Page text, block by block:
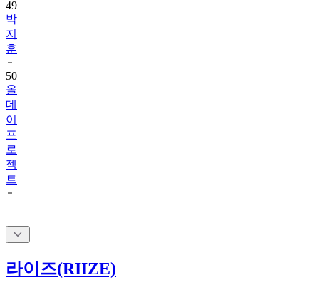
지
훈
50
올
데
이
프
로
젝
트
라이즈(RIIZE)